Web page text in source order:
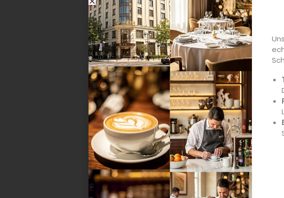
Lösungen‘“, rät ETL Adhoga-Branchenexperte
garantiert eine schnellere und vor allem fehlerfreie
Zur direkten Kontaktaufnahme mit den ETL
Die ETL Adhoga hatte zum Beginn des
gehalten, in dem sie Tipps zum